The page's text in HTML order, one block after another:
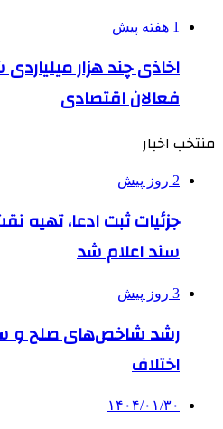
1 هفته پیش
اخاذی چند هزار
فعالان اقتصادی
منتخب اخبار
2 روز پیش
سند اعلام شد
3 روز پیش
رشد شاخص‌های صلح و
اختلاف
۱۴۰۴/۰۱/۳۰